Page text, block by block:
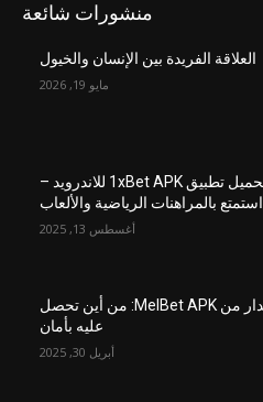
منشورات شائعة
العلاقة الفريدة بين الإنسان والخيول
مايو 19, 2026
عنوان: تحميل تطبيق 1xBet APK للاندرويد –
استمتع بالمراهنات الرياضية والألعاب
أغسطس 13, 2025
أحدث إصدار من MelBet APK: من أين تحصل
عليه بأمان
أبريل 30, 2025